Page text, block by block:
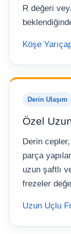
R değeri
Köşe
Derin Ulaşım
Özel
Derin
parça
uzun şaftlı
frezeler
Uzun Uçlu